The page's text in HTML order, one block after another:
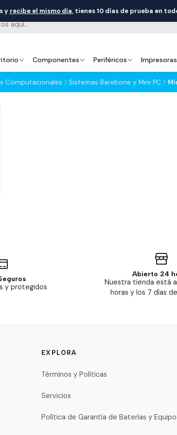
Componentes Periféricos Impresoras
y recibe el mismo día, tienes 10 días de prueba en
Computacionales Sistemas Barebone y Mini PC
y protegidos
Abierto 24
Nuestra tienda está
horas y los 7 días
EXPLORA
Términos y Políticas
Servicios
Política de Garantía de Baterías y